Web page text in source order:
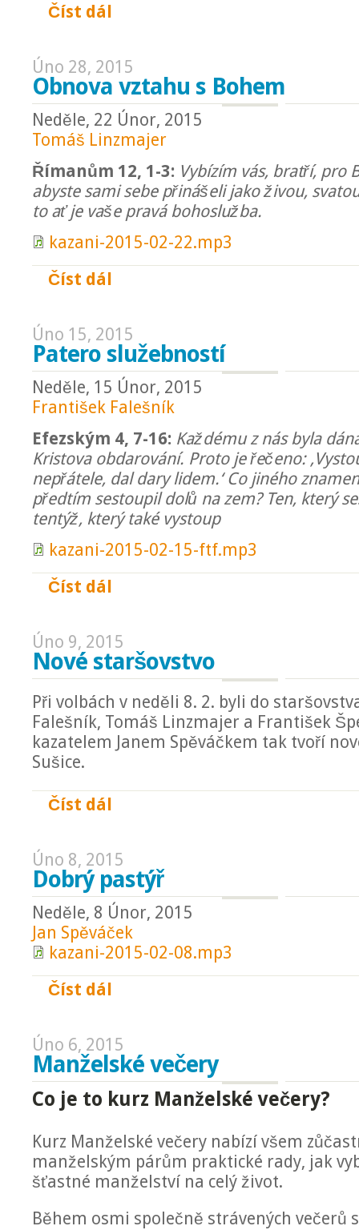
Číst dál
Úno 28, 2015
Obnova vztahu s Bohem
Neděle, 22 Únor, 2015
Tomáš Linzmajer
Římanům 12, 1-3: Vybízím vás, bratří, pro
abyste sami sebe přinášeli jako živou,
to ať je vaše pravá bohoslužba.
kazani-2015-02-22.mp3
Číst dál
Úno 15, 2015
Patero služebností
Neděle, 15 Únor, 2015
František Falešník
Efezským 4, 7-16: Každému z nás byla
Kristova obdarování. Proto je řečeno:
nepřátele, dal dary lidem.‘ Co jiného
předtím sestoupil dolů na zem? Ten, který
tentýž, který také vystoup
kazani-2015-02-15-ftf.mp3
Číst dál
Úno 9, 2015
Nové staršovstvo
Při volbách v neděli 8. 2. byli do
Falešník, Tomáš Linzmajer a František
kazatelem Janem Spěváčkem tak tvoří
Sušice.
Číst dál
Úno 8, 2015
Dobrý pastýř
Neděle, 8 Únor, 2015
Jan Spěváček
kazani-2015-02-08.mp3
Číst dál
Úno 6, 2015
Manželské večery
Co je to kurz Manželské večery?
Kurz Manželské večery nabízí všem
manželským párům praktické rady, jak
šťastné manželství na celý život.
Během osmi společně strávených večerů